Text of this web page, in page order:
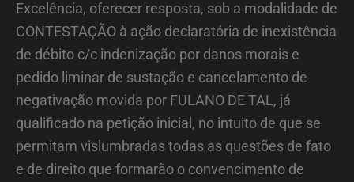
Excelência, oferecer resposta, sob a modalidade de
CONTESTAÇÃO à ação declaratória de inexistência
de débito c/c indenização por danos morais e
pedido liminar de sustação e cancelamento de
negativação movida por FULANO DE TAL, já
qualificado na petição inicial, no intuito de que se
permitam vislumbradas todas as questões de fato
e de direito que formarão o convencimento de